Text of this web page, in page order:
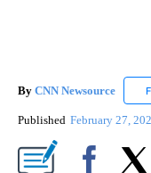
By CNN Newsource
Published February 27,